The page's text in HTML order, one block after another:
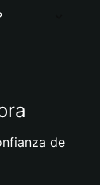
de